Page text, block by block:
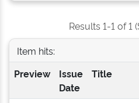
Results 1-1 of 1
Item hits:
Preview
Issue
Date
Title